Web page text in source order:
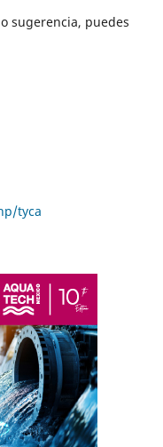
sugerencia, puedes
tyca